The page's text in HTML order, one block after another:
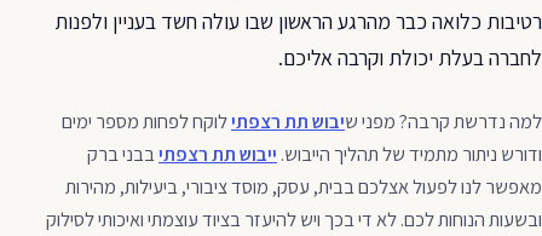
רטיבות כלואה כבר מהרגע הראשון שבו עולה חשד בעניין ולפנות
לחברה בעלת יכולת וקרבה אליכם.
למה נדרשת קרבה? מפני שיבוש תת רצפתילוקח לפחות מספר ימים
ודורש ניתור מתמיד של תהליך הייבוש. ייבוש תת רצפתיבבני ברק
מאפשר לנו לפעול אצלכם בבית, עסק, מוסד ציבורי, ביעילות, מהירות
ובשעות הנוחות לכם. לא די בכך ויש להיעזר בציוד עוצמתי ואיכותי לסילוק